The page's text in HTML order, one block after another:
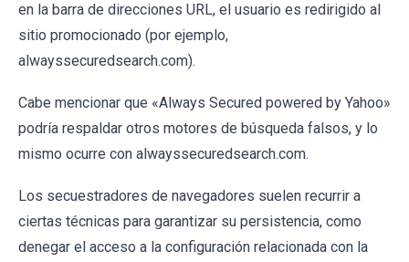
en la barra de direcciones URL, el usuario es redirigido al
sitio promocionado (por ejemplo,
alwayssecuredsearch.com).
Cabe mencionar que «Always Secured powered by Yahoo»
podría respaldar otros motores de búsqueda falsos, y lo
mismo ocurre con alwayssecuredsearch.com.
Los secuestradores de navegadores suelen recurrir a
ciertas técnicas para garantizar su persistencia, como
denegar el acceso a la configuración relacionada con la